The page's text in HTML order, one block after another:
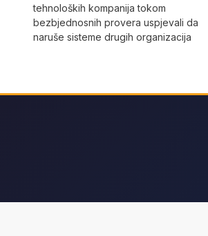
tehnoloških kompanija tokom
bezbjednosnih provera uspjevali da
naruše sisteme drugih organizacija